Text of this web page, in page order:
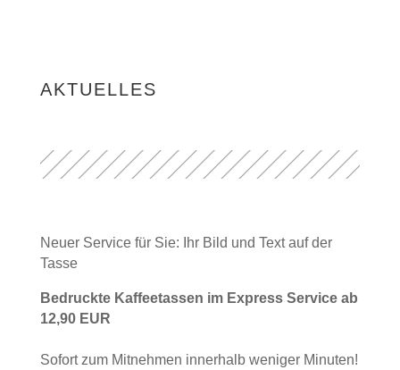
AKTUELLES
Neuer Service für Sie: Ihr Bild und Text auf der
Tasse
Bedruckte Kaffeetassen im Express Service ab
12,90 EUR
Sofort zum Mitnehmen innerhalb weniger Minuten!